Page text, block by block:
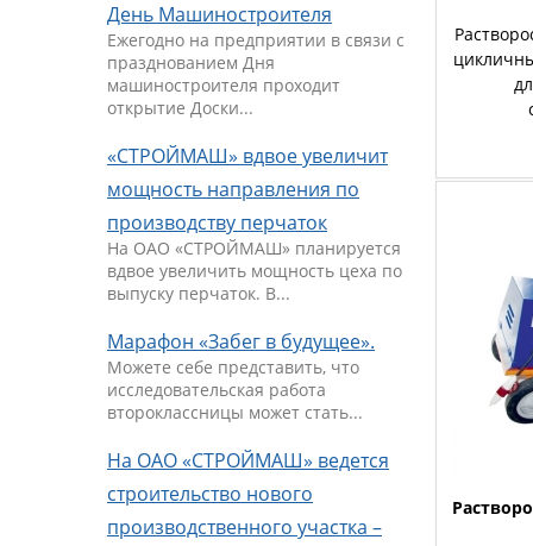
День Машиностроителя
Ежегодно на предприятии в связи с
празднованием Дня
машиностроителя проходит
открытие Доски...
«СТРОЙМАШ» вдвое увеличит
мощность направления по
производству перчаток
На ОАО «СТРОЙМАШ» планируется
вдвое увеличить мощность цеха по
выпуску перчаток. В...
Марафон «Забег в будущее».
Можете себе представить, что
исследовательская работа
второклассницы может стать...
На ОАО «СТРОЙМАШ» ведется
строительство нового
производственного участка –